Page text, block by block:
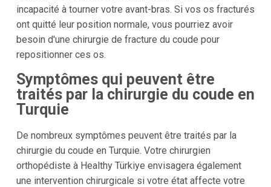
incapacité à tourner votre avant-bras. Si vos os fracturés
ont quitté leur position normale, vous pourriez avoir
besoin d'une chirurgie de fracture du coude pour
repositionner ces os.
Symptômes qui peuvent être
traités par la chirurgie du coude en
Turquie
De nombreux symptômes peuvent être traités par la
chirurgie du coude en Turquie. Votre chirurgien
orthopédiste à Healthy Türkiye envisagera également
une intervention chirurgicale si votre état affecte votre